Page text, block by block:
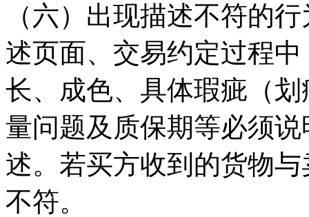
（六）出现描述不符的
述页面、交易约定过程
长、成色、具体瑕疵（
量问题及质保期等必须
述。若买方收到的货物
不符。